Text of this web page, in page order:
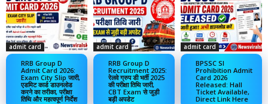
admit card
RRB Group D
Admit Card 2026:
Exam City Slip जारी,
एडमिट कार्ड डाउनलोड
करने का तरीका, परीक्षा
तिथि और महत्वपूर्ण निर्देश
admit card
RRB Group D
Recruitment 2025:
रेलवे ग्रुप डी भर्ती 2025
की परीक्षा तिथि जारी,
CBT Exam से जुड़ी
बड़ी अपडेट
admit card
BPSSC SI
Prohibition Admit
Card 2026
Released: Hall
Ticket Available,
Direct Link Here